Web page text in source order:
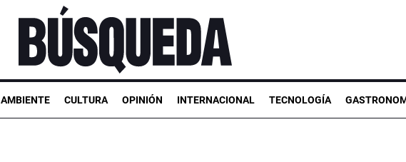
AMBIENTE CULTURA OPINIÓN INTERNACIONAL TECNOLOGÍA